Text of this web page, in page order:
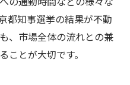
都知事選挙の結果が不動
、市場全体の流れとの兼
ことが大切です。